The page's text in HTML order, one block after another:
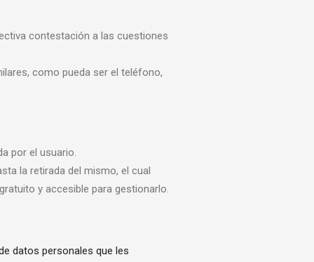
contestación a las cuestiones
como pueda ser el teléfono,
por el usuario.
la retirada del mismo, el cual
y accesible para gestionarlo.
datos personales que les